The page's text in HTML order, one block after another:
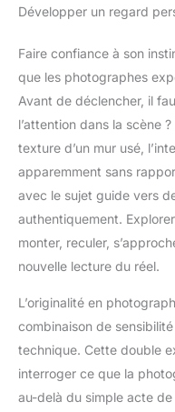
Développer un regard
Faire confiance à son
que les photographes
Avant de déclencher, il
l’attention dans la scène
texture d’un mur usé,
apparemment sans
avec le sujet guide vers
authentiquement.
monter, reculer,
nouvelle lecture du réel.
L’originalité en
combinaison de
technique. Cette double
interroger ce que la
au-delà du simple acte